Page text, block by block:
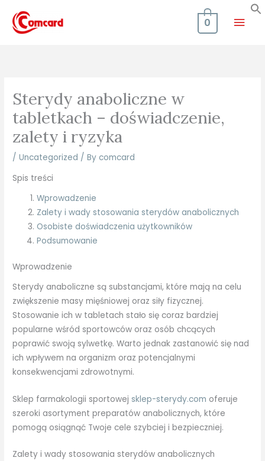
content
Main
0
Sterydy anaboliczne w
tabletkach – doświadczenie,
zalety i ryzyka
/Uncategorized / By comcard
Spis treści
Wprowadzenie
Zalety i wady stosowania sterydów anabolicznych
Osobiste doświadczenia użytkowników
Podsumowanie
Wprowadzenie
Sterydy anaboliczne są substancjami, które mają na celu
zwiększenie masy mięśniowej oraz siły fizycznej.
Stosowanie ich w tabletach stało się coraz bardziej
popularne wśród sportowców oraz osób chcących
poprawić swoją sylwetkę. Warto jednak zastanowić się nad
ich wpływem na organizm oraz potencjalnymi
konsekwencjami zdrowotnymi.
Sklep farmakologii sportowej sklep-sterydy.com oferuje
szeroki asortyment preparatów anabolicznych, które
pomogą osiągnąć Twoje cele szybciej i bezpieczniej.
Zalety i wady stosowania sterydów anabolicznych